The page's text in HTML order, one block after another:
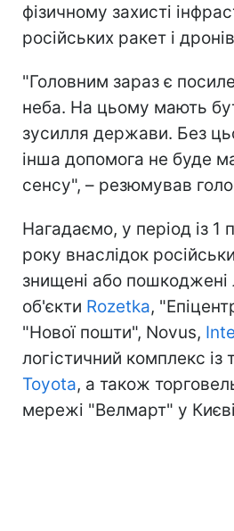
фізичному захисті
російських ракет і
"Головним зараз є
неба. На цьому мають
зусилля держави. Без
інша допомога не буде
сенсу", – резюмував
Нагадаємо, у період із
року внаслідок
знищені або пошкоджені
об'єкти Rozetka,
"Нової пошти", Novus,
логістичний комплекс із
Toyota, а також
мережі "Велмарт" у